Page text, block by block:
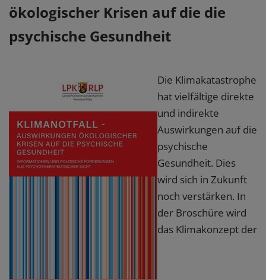
ökologischer Krisen auf die die
psychische Gesundheit
Die Klimakatastrophe
hat vielfältige direkte
und indirekte
Auswirkungen auf die
psychische
Gesundheit. Dies
wird sich in Zukunft
noch verstärken. In
der Broschüre wird
das Klimakonzept der